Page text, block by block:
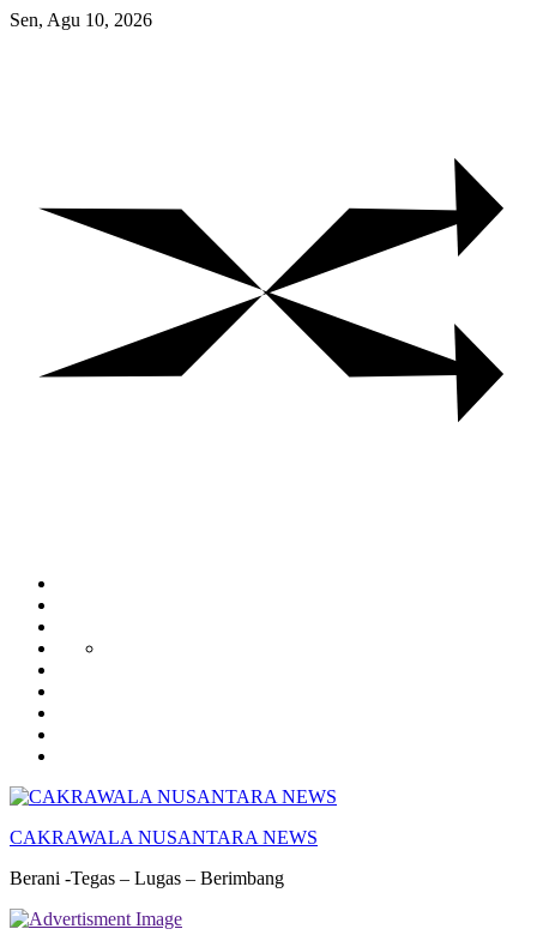
Skip
Sen, Agu 10, 2026
POLITIK
BUDAYA
CAKRAWALA NUSANTARA NEWS
Berani -Tegas – Lugas – Berimbang